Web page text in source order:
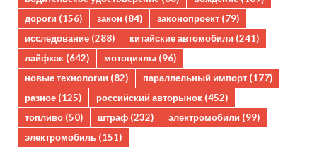
дороги (156) закон (84) законопроект (79)
исследование (288) китайские автомобили (241)
лайфхак (642) мотоциклы (96)
новые технологии (82) параллельный импорт (177)
разное (125) российский авторынок (452)
топливо (50) штраф (232) электромобили (99)
электромобиль (151)